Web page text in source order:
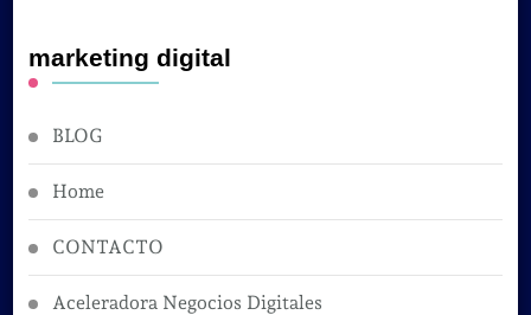
marketing digital
BLOG
Home
CONTACTO
Aceleradora Negocios Digitales